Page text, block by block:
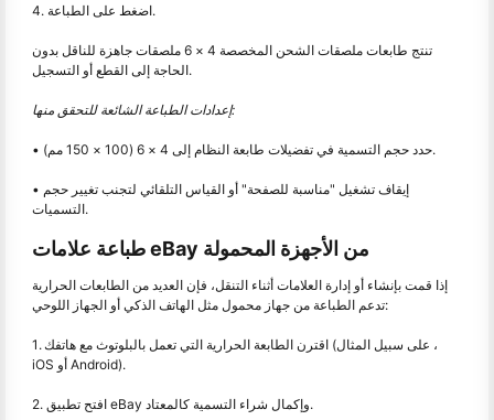
4. اضغط على الطباعة.
تنتج طابعات ملصقات الشحن المخصصة 4 × 6 ملصقات جاهزة للناقل بدون
الحاجة إلى القطع أو التسجيل.
إعدادات الطباعة الشائعة للتحقق منها:
• حدد حجم التسمية في تفضيلات طابعة النظام إلى 4 × 6 (100 × 150 مم).
• إيقاف تشغيل "مناسبة للصفحة" أو القياس التلقائي لتجنب تغيير حجم
التسميات.
طباعة علامات eBay من الأجهزة المحمولة
إذا قمت بإنشاء أو إدارة العلامات أثناء التنقل، فإن العديد من الطابعات الحرارية
تدعم الطباعة من جهاز محمول مثل الهاتف الذكي أو الجهاز اللوحي:
1. اقترن الطابعة الحرارية التي تعمل بالبلوتوث مع هاتفك (على سبيل المثال ،
iOS أو Android).
2. افتح تطبيق eBay وإكمال شراء التسمية كالمعتاد.